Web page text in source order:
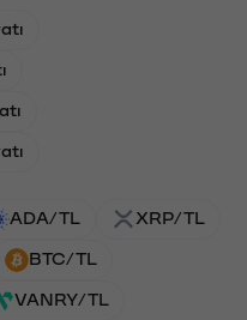
ADA/TL XRP/TL
BTC/TL
VANRY/TL